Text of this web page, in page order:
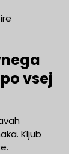
vsej
Kljub